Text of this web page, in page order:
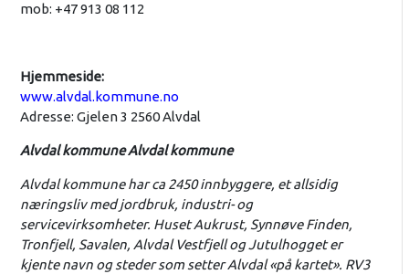
mob: +47 913 08 112
Hjemmeside:
www.alvdal.kommune.no
Adresse: Gjelen 3 2560 Alvdal
Alvdal kommune Alvdal kommune
Alvdal kommune har ca 2450 innbyggere, et allsidig
næringsliv med jordbruk, industri- og
servicevirksomheter. Huset Aukrust, Synnøve Finden,
Tronfjell, Savalen, Alvdal Vestfjell og Jutulhogget er
kjente navn og steder som setter Alvdal «på kartet». RV3